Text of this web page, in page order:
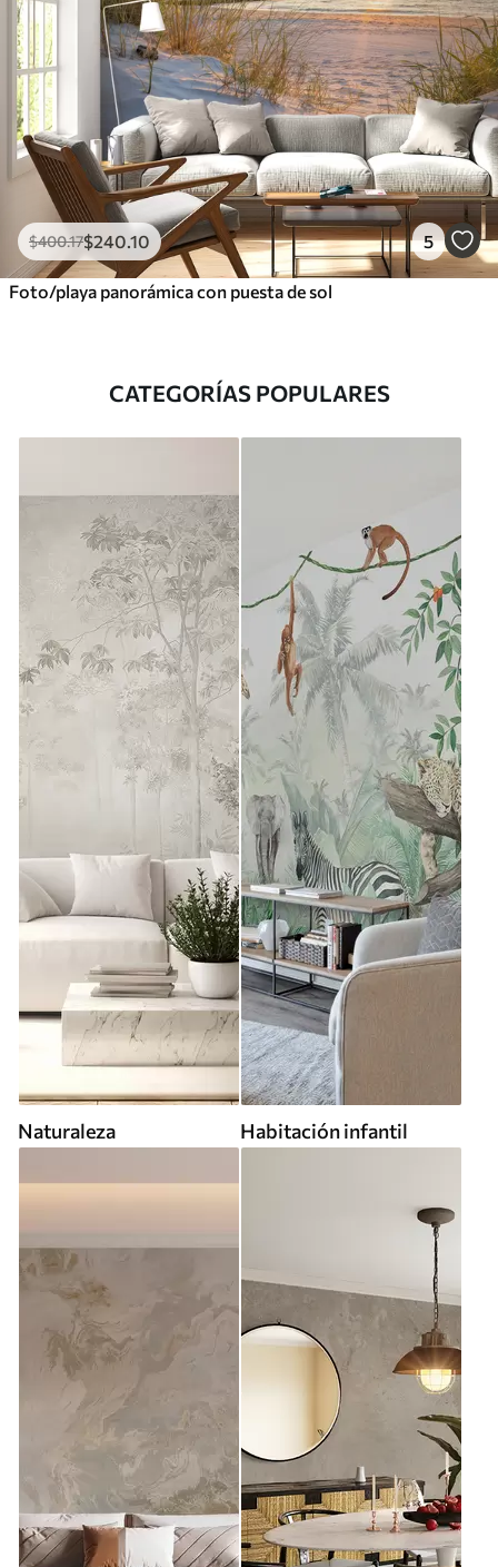
$400.17$240 .10 5
Foto/playa panorámica con puesta de sol
CATEGORÍAS POPULARES
Naturaleza Habitación infantil